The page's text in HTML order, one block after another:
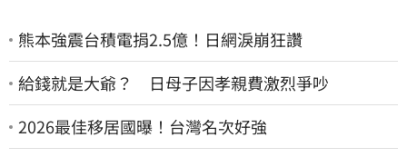
熊本強震台積電捐2.5億！日網淚崩狂讚
給錢就是大爺？ 日母子因孝親費激烈爭吵
2026最佳移居國曝！台灣名次好強